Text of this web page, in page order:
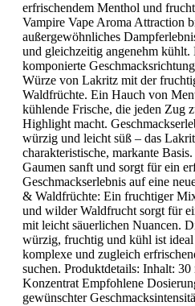
erfrischendem Menthol und
Vampire Vape Aroma Attraction
außergewöhnliches
und gleichzeitig angenehm kühlt.
komponierte
Würze von Lakritz mit der
Waldfrüchte. Ein Hauch von
kühlende Frische, die jeden Zug
Highlight macht.
würzig und leicht süß – das
charakteristische, markante
Gaumen sanft und sorgt für ein
Geschmackserlebnis auf eine
& Waldfrüchte: Ein fruchtiger
und wilder Waldfrucht sorgt für
mit leicht säuerlichen Nuancen.
würzig, fruchtig und kühl ist
komplexe und zugleich
suchen. Produktdetails: Inhalt:
Konzentrat Empfohlene
gewünschter